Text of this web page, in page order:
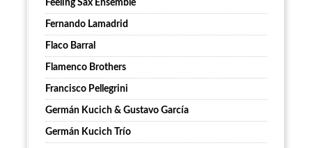
Feeling Sax Ensemble
Fernando Lamadrid
Flaco Barral
Flamenco Brothers
Francisco Pellegrini
Germán Kucich & Gustavo García
Germán Kucich Trío